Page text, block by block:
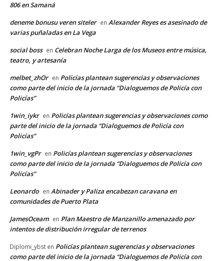
806 en Samaná
deneme bonusu veren siteler en Alexander Reyes es asesinado de
varias puñaladas en La Vega
social boss en Celebran Noche Larga de los Museos entre música,
teatro, y artesanía
melbet_zhOr en Policías plantean sugerencias y observaciones
como parte del inicio de la jornada “Dialoguemos de Policía con
Policías”
1win_iykr en Policías plantean sugerencias y observaciones como
parte del inicio de la jornada “Dialoguemos de Policía con
Policías”
1win_vgPr en Policías plantean sugerencias y observaciones
como parte del inicio de la jornada “Dialoguemos de Policía con
Policías”
Leonardo en Abinader y Paliza encabezan caravana en
comunidades de Puerto Plata
JamesOceam en Plan Maestro de Manzanillo amenazado por
intentos de distribución irregular de terrenos
Diplomi_ybst en Policías plantean sugerencias y observaciones
como parte del inicio de la jornada “Dialoguemos de Policía con